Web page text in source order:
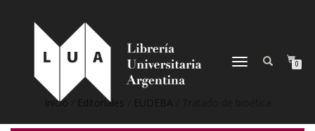
NAVEGACIÓN
0
Inicio Editoriales